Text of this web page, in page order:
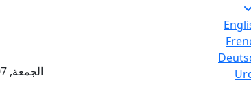
الجمعة, 07 أغسطس 2026 – 24 صفر 1448 هـ